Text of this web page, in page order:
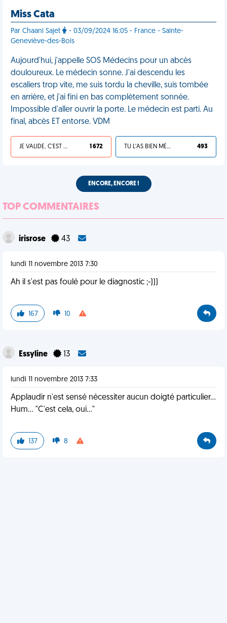
Miss Cata
Par Chaani Sajet
- 03/09/2024 16:05 - France - Sainte-
Geneviève-des-Bois
Aujourd'hui, j'appelle SOS Médecins pour un abcès
douloureux. Le médecin sonne. J'ai descendu les
escaliers trop vite, me suis tordu la cheville, suis tombée
en arrière, et j'ai fini en bas complètement sonnée.
Impossible d'aller ouvrir la porte. Le médecin est parti. Au
final, abcès ET entorse. VDM
JE VALIDE, C'EST UNE VDM 1 672 TU L'AS BIEN MÉRITÉ 493
ENCORE, ENCORE !
TOP COMMENTAIRES
irisrose 43
lundi 11 novembre 2013 7:30
Ah il s'est pas foulé pour le diagnostic ;-)))
167 10
Essyline 13
lundi 11 novembre 2013 7:33
Applaudir n'est sensé nécessiter aucun doigté particulier...
Hum... "C'est cela, oui..."
137 8